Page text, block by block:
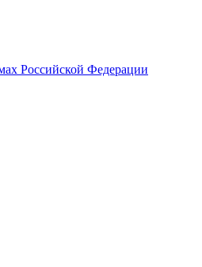
Российской Федерации